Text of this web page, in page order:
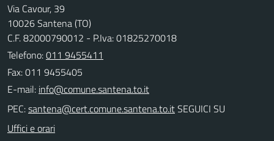
Via Cavour, 39
10026 Santena (TO)
C.F. 82000790012 - P.Iva: 01825270018
Telefono:011 9455411
Fax: 011 9455405
E-mail:
PEC:
SEGUICI SU
Uffici e orari